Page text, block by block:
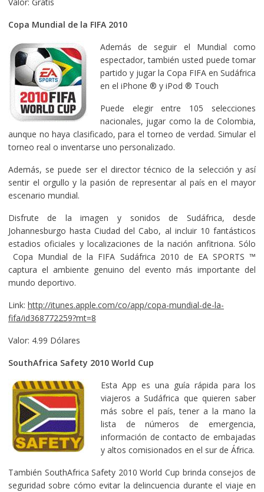
Copa Mundial de la FIFA 2010
Además de seguir el Mundial como
espectador, también usted puede tomar
partido y jugar la Copa FIFA en Sudáfrica
en el iPhone ® y iPod ® Touch
Puede elegir entre 105 selecciones
nacionales, jugar como la de Colombia,
aunque no haya clasificado, para el torneo de verdad. Simular el
torneo real o inventarse uno personalizado.
Además, se puede ser el director técnico de la selección y así
sentir el orgullo y la pasión de representar al país en el mayor
escenario mundial.
Disfrute de la imagen y sonidos de Sudáfrica, desde
Johannesburgo hasta Ciudad del Cabo, al incluir 10 fantásticos
estadios oficiales y localizaciones de la nación anfitriona. Sólo
Copa Mundial de la FIFA Sudáfrica 2010 de EA SPORTS ™
captura el ambiente genuino del evento más importante del
mundo deportivo.
Link: http://itunes.apple.com/co/app/copa-mundial-de-la-
fifa/id368772259?mt=8
Valor: 4.99 Dólares
SouthAfrica Safety 2010 World Cup
Esta App es una guía rápida para los
viajeros a Sudáfrica que quieren saber
más sobre el país, tener a la mano la
lista de números de emergencia,
información de contacto de embajadas
y altos comisionados en el sur de África.
También SouthAfrica Safety 2010 World Cup brinda consejos de
seguridad sobre cómo evitar la delincuencia durante el viaje en